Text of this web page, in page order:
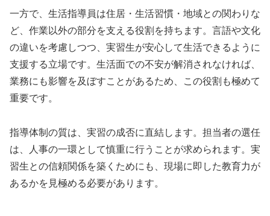
一方で、生活指導員は住居・生活習慣・地域との関わりな
ど、作業以外の部分を支える役割を持ちます。言語や文化
の違いを考慮しつつ、実習生が安心して生活できるように
支援する立場です。生活面での不安が解消されなければ、
業務にも影響を及ぼすことがあるため、この役割も極めて
重要です。
指導体制の質は、実習の成否に直結します。担当者の選任
は、人事の一環として慎重に行うことが求められます。実
習生との信頼関係を築くためにも、現場に即した教育力が
あるかを見極める必要があります。